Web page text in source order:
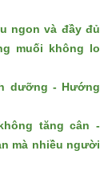
ngon và đầy đủ
muối không lo
dưỡng - Hướng
tăng cân -
mà nhiều người